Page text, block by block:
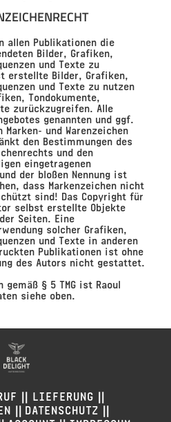
allen Publikationen die
Bilder, Grafiken,
und Texte zu
erstellte Bilder, Grafiken,
und Texte zu nutzen
Tondokumente,
zurückzugreifen. Alle
genannten und ggf.
und Warenzeichen
den Bestimmungen des
und den
eingetragenen
der bloßen Nennung ist
dass Markenzeichen nicht
sind! Das Copyright für
selbst erstellte Objekte
Seiten. Eine
solcher Grafiken,
und Texte in anderen
Publikationen ist ohne
des Autors nicht gestattet.
§ 5 TMG ist Raoul
siehe oben.
|| LIEFERUNG ||
||DATENSCHUTZ||